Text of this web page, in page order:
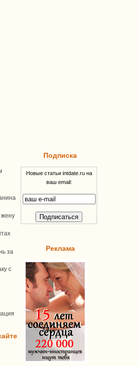
жену
за
с
Подписка
Новые статьи intdate.ru на
ваш email:
Реклама